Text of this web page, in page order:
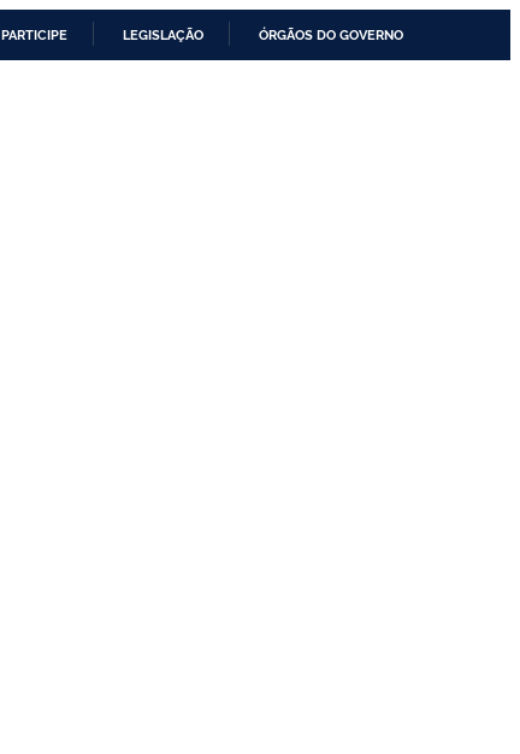
PARTICIPE LEGISLAÇÃO ÓRGÃOS DO GOVERNO